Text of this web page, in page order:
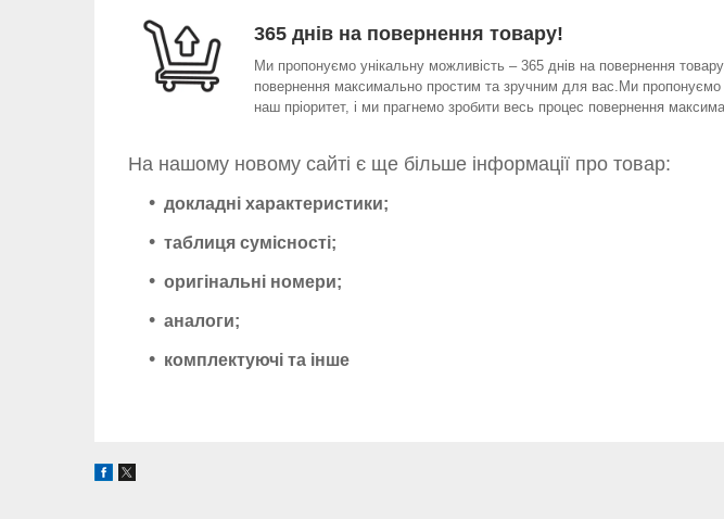
365 днів на повернення товару!
Ми пропонуємо унікальну можливість – 365 днів на повернення
повернення максимально простим та зручним для вас.Ми пропонуємо
наш пріоритет, і ми прагнемо зробити весь процес повернення
На нашому новому сайті є ще більше інформації про товар:
докладні характеристики;
таблиця сумісності;
оригінальні номери;
аналоги;
комплектуючі та інше